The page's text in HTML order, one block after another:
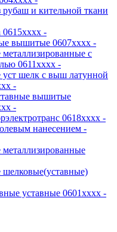
и кительной ткани
-
вышитые 0607хххх -
с
0611хххх -
шелк с выш латунной
-
вышитые
-
0618хххх -
нанесением -
уставные 0601хххх -